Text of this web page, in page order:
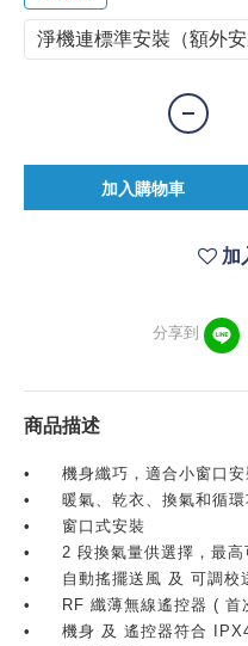
淨機連標準安裝（額外
加入購物車
加
分享到
商品描述
•
機身纖巧，適合小窗口安
•
暖氣、乾衣、換氣和循環
•
窗口式安裝
•
2 段換氣量供選擇，最
•
自動搖擺送風 及 可調校
•
RF 纖薄無線遙控器 (
•
機身 及 遙控器符合